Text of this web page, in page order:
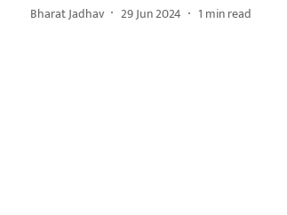
Bharat Jadhav 29 Jun 2024 1 min read